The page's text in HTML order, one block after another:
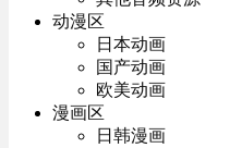
动漫区
日本动画
国产动画
欧美动画
漫画区
日韩漫画